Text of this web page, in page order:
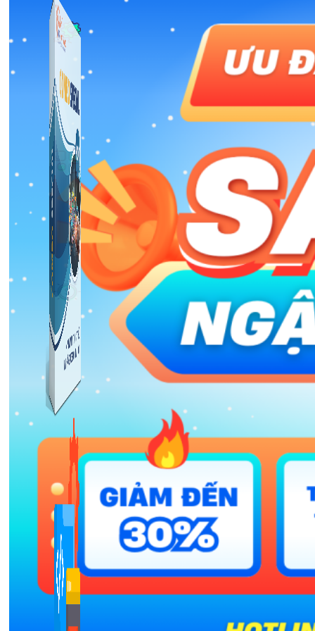
Công Cụ Marketing
1,066 bài viết
Thủ Thuật Facebook
536 bài viết
Kiếm Tiền MMO
1,422 bài viết
Combo Special
Combo 3 phần mềm tự chọn: chương trình bán hàng
mà ATPTeam triển khai.
Xem thêm phần mềm khác
Xem thêm phần mềm khác